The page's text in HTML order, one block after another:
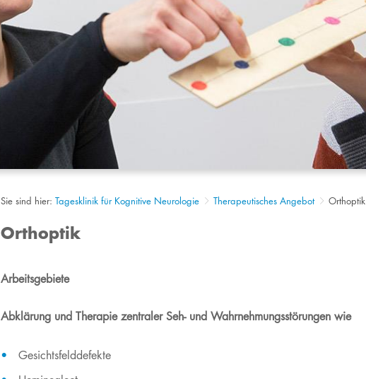
Sie sind hier:Tagesklinik für Kognitive Neurologie Therapeutisches Angebot Orthoptik
Orthoptik
Arbeitsgebiete
Abklärung und Therapie zentraler Seh- und Wahrnehmungsstörungen wie
Gesichtsfelddefekte